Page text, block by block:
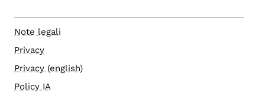
Note legali
Privacy
Privacy (english)
Policy IA